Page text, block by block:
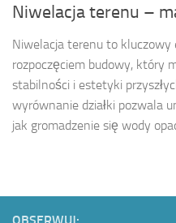
Niwelacja terenu –
Niwelacja terenu to
rozpoczęciem budowy, który
stabilności i estetyki
wyrównanie działki pozwala
jak gromadzenie się wody
OBSERWUJ: